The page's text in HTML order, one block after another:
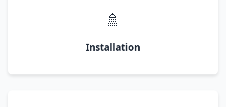
🚿
Installation